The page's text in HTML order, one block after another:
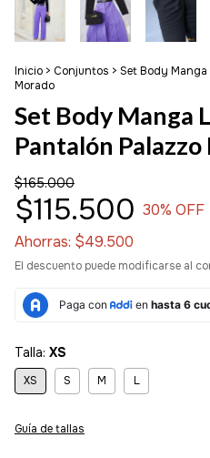
Inicio > Conjuntos > Set Body
Morado
Set Body Manga
Pantalón
$165.000
$115.500 30% OFF
Ahorras: $49.500
El descuento puede modificarse al
Talla: XS
XS S M L
Guía de tallas